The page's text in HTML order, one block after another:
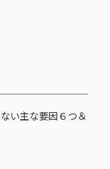
い主な要因６つ＆